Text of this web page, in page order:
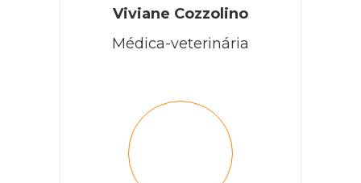
Viviane Cozzolino
Médica-veterinária